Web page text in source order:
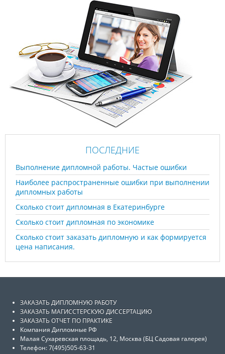
ПОСЛЕДНИЕ
Выполнение дипломной работы. Частые ошибки
Наиболее распространенные ошибки при выполнении
дипломных работы
Сколько стоит дипломная в Екатеринбурге
Сколько стоит дипломная по экономике
Сколько стоит заказать дипломную и как формируется
цена написания.
ЗАКАЗАТЬ ДИПЛОМНУЮ РАБОТУ
ЗАКАЗАТЬ МАГИССТЕРСКУЮ ДИССЕРТАЦИЮ
ЗАКАЗАТЬ ОТЧЕТ ПО ПРАКТИКЕ
Компания Дипломные РФ
Малая Сухаревская площадь, 12, Москва (БЦ Садовая галерея)
Телефон: 7(495)505-63-31